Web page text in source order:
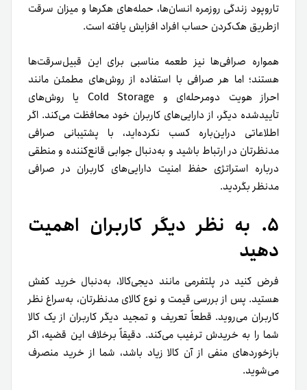
تار‌و‌پود زندگی روزمره انسان‌ها، حمله‌های هکرها و میزان سرقت
از‌طریق هک‌کردن حساب افراد افزایش یافته‌ است.
همواره صرافی‌ها نیز طعمه مناسبی برای این قبیل‌سرقت‌ها
هستند؛ اما هر صرافی با استفاده از روش‌های مطمئن مانند
احراز‌ هویت دومرحله‌ای و Cold Storage یا روش‌های
تأیید‌شده دیگر، از دارایی‌های کاربران خود محافظت می‌کند. اگر
اطلاعاتی دراین‌باره کسب نکرده‌اید، با پشتیبانی صرافی
مدنظرتان در ارتباط باشید و به‌دنبال جوابی قانع‌کننده و منطقی
درباره استراتژی حفظ امنیت دارایی‌های کاربران در صرافی
مدنظر بگردید.
۵. به نظر دیگر کاربران اهمیت
دهید
فرض کنید در پلتفرمی مانند دیجی‌کالا، به‌دنبال خرید کفش
هستید. پس از بررسی‌ قیمت و نوع کالای مد‌نظرتان، به‌سراغ نظر
کاربران می‌روید. قطعاً تعریف و تمجید دیگر کاربران از یک کالا
شما را به خریدش ترغیب می‌کند. دقیقاً برخلاف این قضیه، اگر
بازخوردهای منفی از آن کالا زیاد باشد، شما از خرید منصرف
می‌شوید.